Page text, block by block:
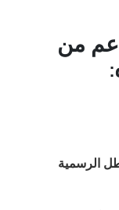
من
الرسمية